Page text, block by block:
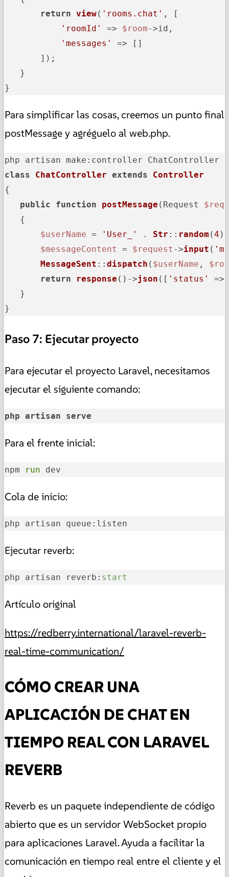
return view( 'rooms.chat' , [
'roomId'
=> $room->id,
'messages'
=> []
       ]);
   }
}
Para simplificar las cosas, creemos un punto final
postMessage y agréguelo al web.php.
class
ChatController extends
Controller
{
public
function postMessage ( Request
{
$userName = 'User_' . Str :: random (4 );
$messageContent
= $request ->input (
MessageSent :: dispatch ( $userName ,
return
response ()->json ([ 'status'
=>
   }
}
Paso 7: Ejecutar proyecto
Para ejecutar el proyecto Laravel, necesitamos
ejecutar el siguiente comando:
php artisan serve
Para el frente inicial:
npm run dev
Cola de inicio:
php artisan queue:listen
Ejecutar reverb:
php artisan reverb: start
Artículo original
https://redberry.international/laravel-reverb-
real-time-communication/
CÓMO CREAR UNA
APLICACIÓN DE CHAT EN
TIEMPO REAL CON LARAVEL
REVERB
Reverb es un paquete independiente de código
abierto que es un servidor WebSocket propio
para aplicaciones Laravel. Ayuda a facilitar la
comunicación en tiempo real entre el cliente y el